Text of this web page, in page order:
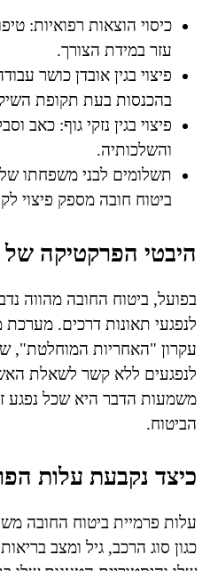
כיסוי הוצאות רפואיות:
עזר במידת הצורך.
פיצוי בגין אובדן כושר
בהכנסות בעת תקופת
פיצוי בגין נזקי גוף: כאב
והשלכותיה.
תשלומים לבני משפחתו
ביטוח חובה מספק פיצוי
היבטי הפרקטיקה של
בפועל, ביטוח החובה מהווה
לנפגעי תאונות דרכים.
עקרון "האחריות המוחלטת",
לנפגעים ללא קשר לשאלת
משמעות הדבר היא שכל נפגע
הביטוח.
כיצד נקבעת עלות
עלות פרמיית ביטוח החובה
כגון סוג הרכב, גיל ומצב